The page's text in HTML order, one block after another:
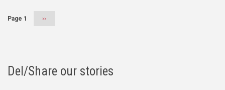
Page 1
Next
››
Del/Share our stories